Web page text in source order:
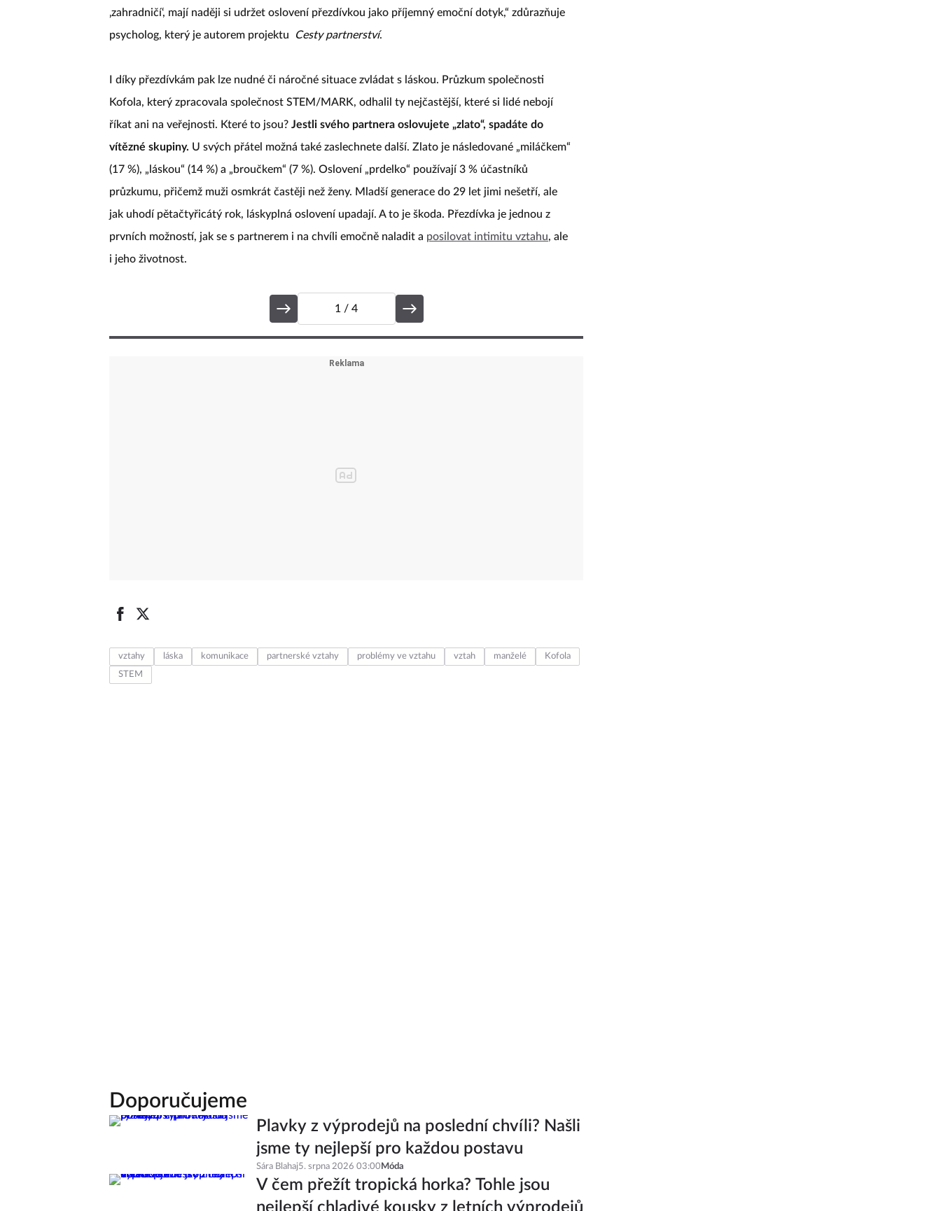
‚zahradničí‘, mají naději si udržet oslovení přezdívkou jako příjemný emoční dotyk,“ zdůrazňuje
psycholog, který je autorem projektu
Cesty partnerství.
I díky přezdívkám pak lze nudné či náročné situace zvládat s láskou. Průzkum společnosti
Kofola, který zpracovala společnost STEM/MARK, odhalil ty nejčastější, které si lidé nebojí
říkat ani na veřejnosti. Které to jsou? Jestli svého partnera oslovujete „zlato“, spadáte do
vítězné skupiny. U svých přátel možná také zaslechnete další. Zlato je následované „miláčkem“
(17 %), „láskou“ (14 %) a „broučkem“ (7 %). Oslovení „prdelko“ používají 3 % účastníků
průzkumu, přičemž muži osmkrát častěji než ženy. Mladší generace do 29 let jimi nešetří, ale
jak uhodí pětačtyřicátý rok, láskyplná oslovení upadají. A to je škoda. Přezdívka je jednou z
prvních možností, jak se s partnerem i na chvíli emočně naladit a posilovat intimitu vztahu, ale
i jeho životnost.
1 / 4
vztahy láska komunikace partnerské vztahy problémy ve vztahu vztah manželé
Kofola
STEM
Doporučujeme
Plavky z výprodejů na poslední chvíli? Našli
jsme ty nejlepší pro každou postavu
Sára Blahaj5. srpna 2026 03:00 Móda
V čem přežít tropická horka? Tohle jsou
nejlepší chladivé kousky z letních výprodejů